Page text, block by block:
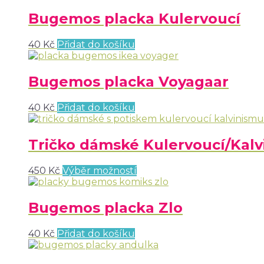
Bugemos placka Kulervoucí
40 Kč Přidat do košíku
Bugemos placka Voyagaar
40 Kč Přidat do košíku
Tričko dámské Kulervoucí/
450 Kč Výběr možností
Bugemos placka Zlo
40 Kč Přidat do košíku